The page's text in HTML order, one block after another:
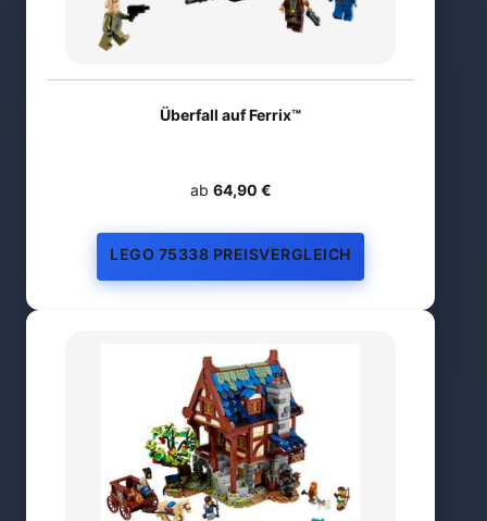
Überfall auf Ferrix™
ab 64,90 €
LEGO 75338 PREISVERGLEICH